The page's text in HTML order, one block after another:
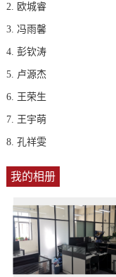
2. 欧城睿
3. 冯雨馨
4. 彭钦涛
5. 卢源杰
6. 王荣生
7. 王宇萌
8. 孔祥雯
我的相册